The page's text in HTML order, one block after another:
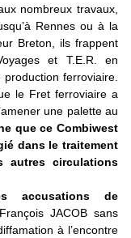
nombreux travaux,
Rennes ou à la
Breton, ils frappent
et T.E.R. en
ferroviaire.
le Fret ferroviaire a
une palette au
que ce Combiwest
dans le traitement
autres circulations
accusations de
JACOB sans
à l’encontre